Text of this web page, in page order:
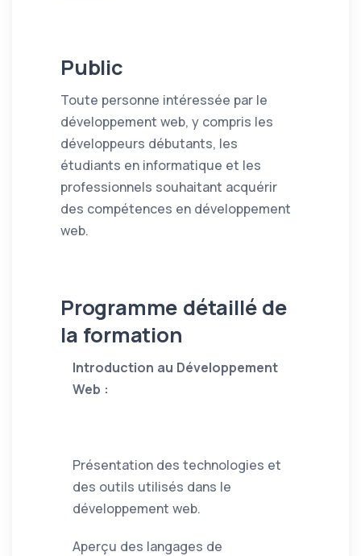
Public
Toute personne intéressée par le
développement web, y compris les
développeurs débutants, les
étudiants en informatique et les
professionnels souhaitant acquérir
des compétences en développement
web.
Programme détaillé de
la formation
Introduction au Développement
Web :
Présentation des technologies et
des outils utilisés dans le
développement web.
Aperçu des langages de